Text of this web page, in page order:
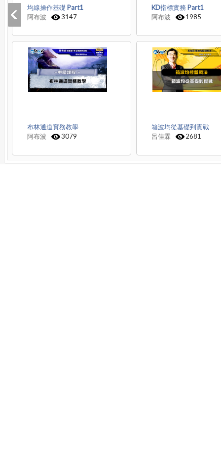
均線操作基礎 Part1
阿布波
3147
KD指標實務 Part1
阿布波
1985
布林通道實務教學
阿布波
3079
箱波均從基礎到實戰
呂佳霖
2681